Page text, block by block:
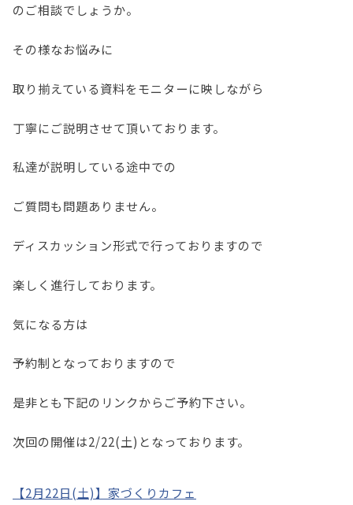
のご相談でしょうか。
その様なお悩みに
取り揃えている資料をモニターに映しながら
丁寧にご説明させて頂いております。
私達が説明している途中での
ご質問も問題ありません。
ディスカッション形式で行っておりますので
楽しく進行しております。
気になる方は
予約制となっておりますので
是非とも下記のリンクからご予約下さい。
次回の開催は2/22(土)となっております。
【2月22日(土)】家づくりカフェ